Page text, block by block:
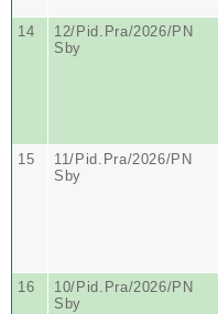
14
12/Pid.Pra/2026/PN
Sby
15
11/Pid.Pra/2026/PN
Sby
16
10/Pid.Pra/2026/PN
Sby